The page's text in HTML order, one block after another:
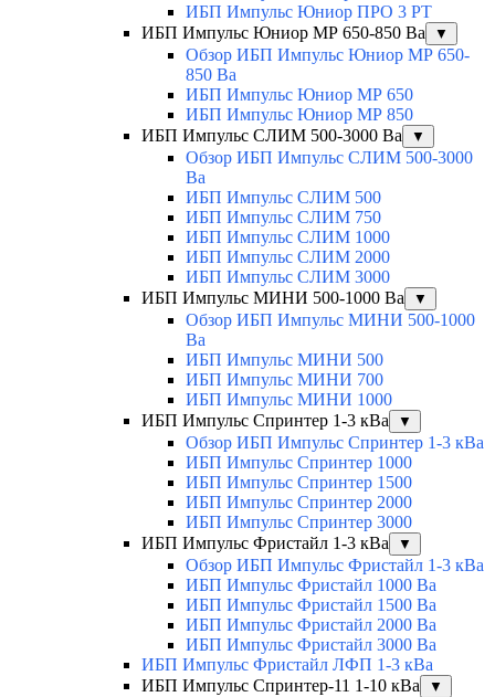
ИБП Импульс Юниор ПРО 3 РТ
ИБП Импульс Юниор МР 650-850 Ва
▼
Обзор ИБП Импульс Юниор МР 650-
850 Ва
ИБП Импульс Юниор МР 650
ИБП Импульс Юниор МР 850
ИБП Импульс СЛИМ 500-3000 Ва
▼
Обзор ИБП Импульс СЛИМ 500-3000
Ва
ИБП Импульс СЛИМ 500
ИБП Импульс СЛИМ 750
ИБП Импульс СЛИМ 1000
ИБП Импульс СЛИМ 2000
ИБП Импульс СЛИМ 3000
ИБП Импульс МИНИ 500-1000 Ва
▼
Обзор ИБП Импульс МИНИ 500-1000
Ва
ИБП Импульс МИНИ 500
ИБП Импульс МИНИ 700
ИБП Импульс МИНИ 1000
ИБП Импульс Спринтер 1-3 кВа
▼
Обзор ИБП Импульс Спринтер 1-3 кВа
ИБП Импульс Спринтер 1000
ИБП Импульс Спринтер 1500
ИБП Импульс Спринтер 2000
ИБП Импульс Спринтер 3000
ИБП Импульс Фристайл 1-3 кВа
▼
Обзор ИБП Импульс Фристайл 1-3 кВа
ИБП Импульс Фристайл 1000 Ва
ИБП Импульс Фристайл 1500 Ва
ИБП Импульс Фристайл 2000 Ва
ИБП Импульс Фристайл 3000 Ва
ИБП Импульс Фристайл ЛФП 1-3 кВа
ИБП Импульс Спринтер-11 1-10 кВа
▼